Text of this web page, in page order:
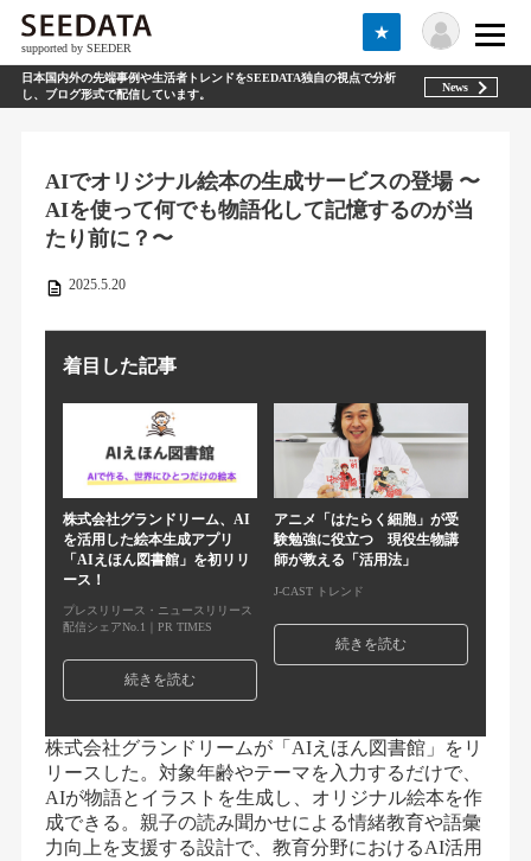
supported by SEEDER
★
日本国内外の先端事例や生活者トレンドをSEEDATA独自の視点で分析
し、ブログ形式で配信しています。
News
AIでオリジナル絵本の生成サービスの登場 〜
AIを使って何でも物語化して記憶するのが当
たり前に？〜
2025.5.20
着目した記事
株式会社グランドリーム、AI
を活用した絵本生成アプリ
「AIえほん図書館」を初リリ
ース！
プレスリリース・ニュースリリース
配信シェアNo.1｜PR TIMES
続きを読む
アニメ「はたらく細胞」が受
験勉強に役立つ 現役生物講
師が教える「活用法」
J-CAST トレンド
続きを読む
株式会社グランドリームが「AIえほん図書館」をリ
リースした。対象年齢やテーマを入力するだけで、
AIが物語とイラストを生成し、オリジナル絵本を作
成できる。親子の読み聞かせによる情緒教育や語彙
力向上を支援する設計で、教育分野におけるAI活用